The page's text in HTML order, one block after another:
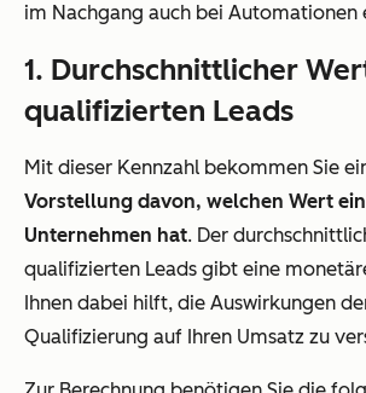
im Nachgang auch bei Automationen
1. Durchschnittlicher
qualifizierten Leads
Mit dieser Kennzahl bekommen Sie
Vorstellung davon, welchen Wert
Unternehmen hat. Der
qualifizierten Leads gibt eine
Ihnen dabei hilft, die Auswirkungen
Qualifizierung auf Ihren Umsatz zu